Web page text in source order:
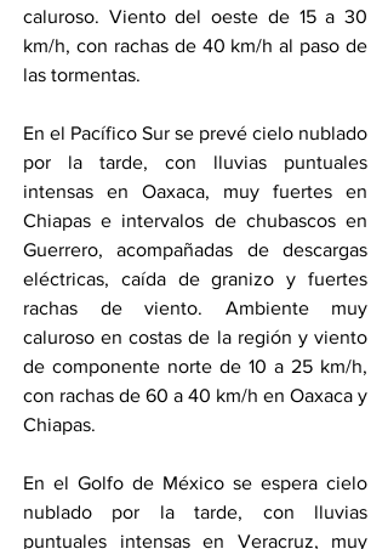
caluroso. Viento del oeste de 15 a 30
km/h, con rachas de 40 km/h al paso de
las tormentas.
En el Pacífico Sur se prevé cielo nublado
por la tarde, con lluvias puntuales
intensas en Oaxaca, muy fuertes en
Chiapas e intervalos de chubascos en
Guerrero, acompañadas de descargas
eléctricas, caída de granizo y fuertes
rachas de viento. Ambiente muy
caluroso en costas de la región y viento
de componente norte de 10 a 25 km/h,
con rachas de 60 a 40 km/h en Oaxaca y
Chiapas.
En el Golfo de México se espera cielo
nublado por la tarde, con lluvias
puntuales intensas en Veracruz, muy